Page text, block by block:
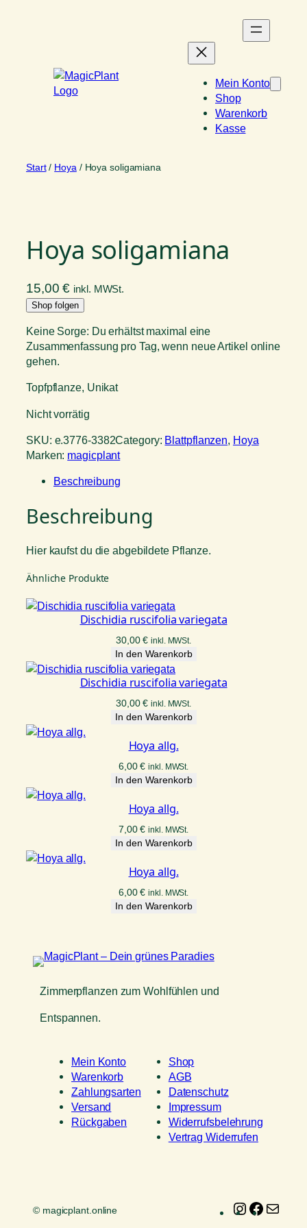
Mein Konto
Shop
Warenkorb
Kasse
Start/ Hoya / Hoya soligamiana
Hoya soligamiana
15,00€ inkl. MWSt.
Shop folgen
Keine Sorge: Du erhältst maximal eine
Zusammenfassung pro Tag, wenn neue Artikel online
gehen.
Topfpflanze, Unikat
Nicht vorrätig
SKU: e.3776-3382Category: Blattpflanzen, Hoya
Marken: magicplant
Beschreibung
Beschreibung
Hier kaufst du die abgebildete Pflanze.
Ähnliche Produkte
Dischidia ruscifolia variegata
30,00€ inkl. MWSt.
In den Warenkorb
Dischidia ruscifolia variegata
30,00€ inkl. MWSt.
In den Warenkorb
Hoya allg.
6,00€ inkl. MWSt.
In den Warenkorb
Hoya allg.
7,00€ inkl. MWSt.
In den Warenkorb
Hoya allg.
6,00€ inkl. MWSt.
In den Warenkorb
Zimmerpflanzen zum Wohlfühlen und
Entspannen.
Mein Konto
Warenkorb
Zahlungsarten
Versand
Rückgaben
Shop
AGB
Datenschutz
Impressum
Widerrufsbelehrung
Vertrag Widerrufen
© magicplant.online Instagram